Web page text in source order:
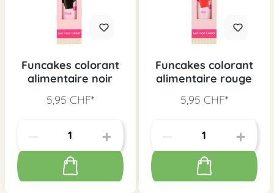
Funcakes colorant
alimentaire noir
5,95 CHF*
Funcakes colorant
alimentaire rouge
5,95 CHF*